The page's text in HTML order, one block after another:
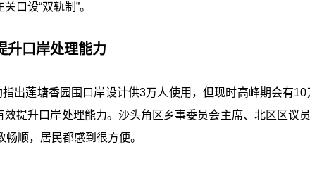
口设“双轨制”。
升口岸处理能力
出莲塘香园围口岸设计供3万人使用，但现时高峰期会有10
效提升口岸处理能力。沙头角区乡事委员会主席、北区区议
顺，居民都感到很方便。